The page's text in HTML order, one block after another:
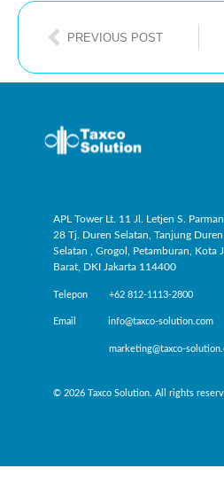
PREVIOUS POST
APL Tower Lt. 11 Jl. Letjen S.
28 Tj. Duren Selatan, Tanjung Duren
Selatan , Grogol, Petamburan, Kota
Barat, DKI Jakarta 114400
Telepon +62 812-1113-2800
Email info@taxco-solution.com
marketing@taxco-
© 2026 Taxco Solution. All rights